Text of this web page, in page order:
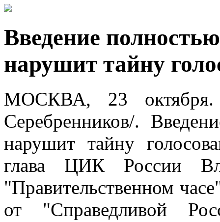
Введение
нарушит тайну
МОСКВА, 23
Серебренников/.
нарушит тайну
глава ЦИК России
"Правительственном
от "Справедливой